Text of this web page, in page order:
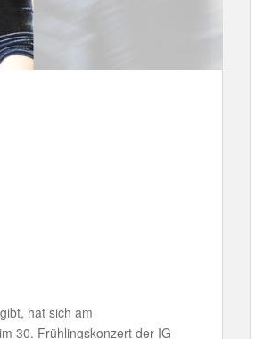
hat sich am
30. Frühlingskonzert der IG